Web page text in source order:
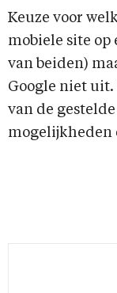
Keuze voor
mobiele site op
van beiden)
Google niet uit.
van de
mogelijkheden